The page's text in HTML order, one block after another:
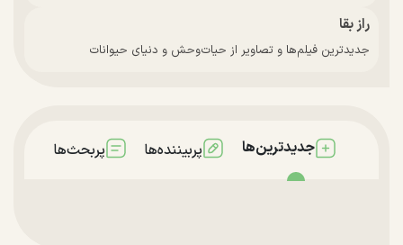
راز بقا
جدیدترین فیلم‌ها و تصاویر از حیات‌وحش و دنیای حیوانات
جدیدترین‌ها پربیننده‌ها پربحث‌ها